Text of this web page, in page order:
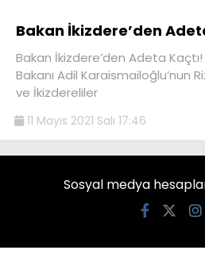
Bakan İkizdere’den
Bakan İkizdere’den Adeta
Bakanı Adil Karaismailoğlu’nun
ve İkizdereliler
11 Mayıs 2021 Salı 17:46
Sosyal medya